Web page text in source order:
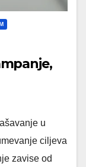
u
ciljeva
zavise od